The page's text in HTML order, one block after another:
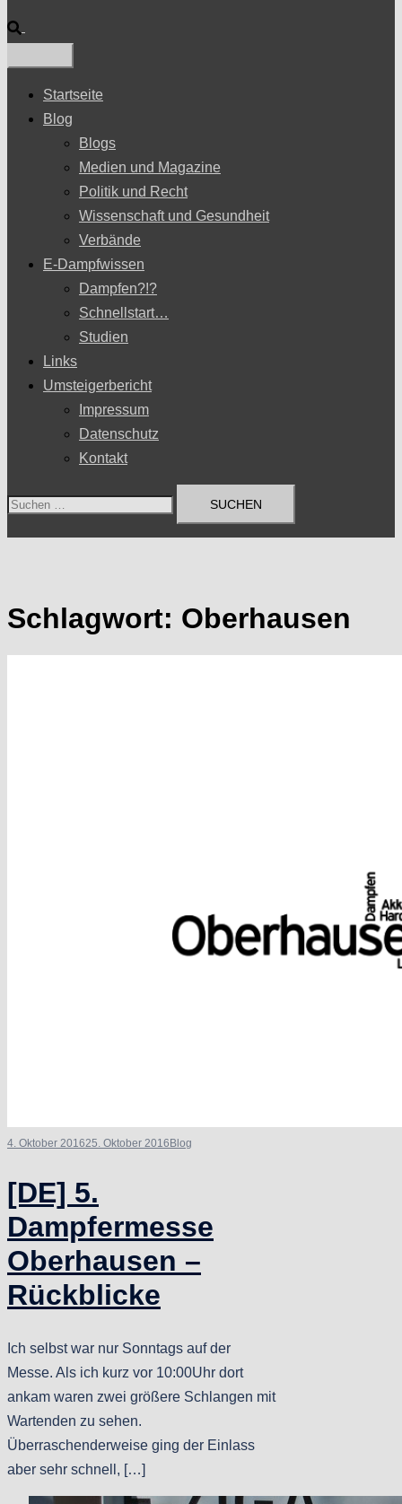
Suche
Startseite
Blog
Blogs
Medien und Magazine
Politik und Recht
Wissenschaft und Gesundheit
Verbände
E-Dampfwissen
Dampfen?!?
Schnellstart…
Studien
Links
Umsteigerbericht
Impressum
Datenschutz
Kontakt
Suchen
Schlagwort: Oberhausen
4. Oktober 201625. Oktober 2016Blog
[DE] 5.
Dampfermesse
Oberhausen –
Rückblicke
Ich selbst war nur Sonntags auf der
Messe. Als ich kurz vor 10:00Uhr dort
ankam waren zwei größere Schlangen mit
Wartenden zu sehen.
Überraschenderweise ging der Einlass
aber sehr schnell, […]